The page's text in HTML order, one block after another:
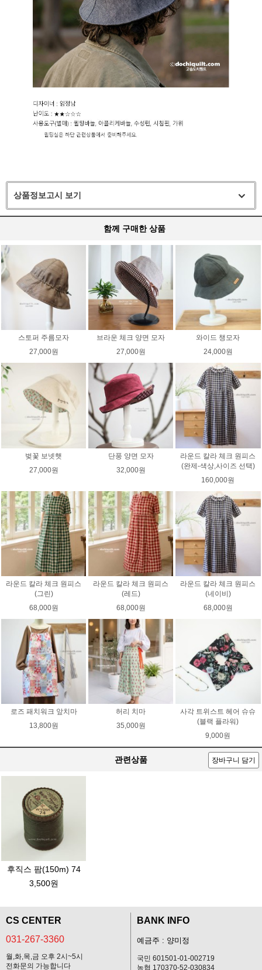
상품정보고시 보기
함께 구매한 상품
스토퍼 주름모자
27,000원
브라운 체크 양면 모자
27,000원
와이드 챙모자
24,000원
벚꽃 보넷햇
27,000원
단풍 양면 모자
32,000원
라운드 칼라 체크 원피스
(완제-색상,사이즈 선택)
160,000원
라운드 칼라 체크 원피스
(그린)
68,000원
라운드 칼라 체크 원피스
(레드)
68,000원
라운드 칼라 체크 원피스
(네이비)
68,000원
로즈 패치워크 앞치마
13,800원
허리 치마
35,000원
사각 트위스트 헤어 슈슈
(블랙 플라워)
9,000원
관련상품 장바구니 담기
후직스 팜(150m) 74
3,500원
CS CENTER
031-267-3360
월,화,목,금 오후 2시~5시
전화문의 가능합니다
BANK INFO
예금주 : 양미정
국민 601501-01-002719
농협 170370-52-030834